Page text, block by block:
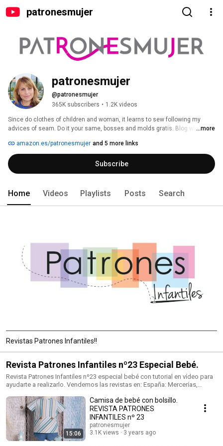
patronesmujer
patronesmujer
@patronesmujer
365K subscribers • 1.2K videos
Since do clothes of children and woman, it learns to sew following my
advices of seam. Do it your same, bosses and molds gratis. Blog with ...more
amazon.es/patronesmujer and 5 more links
Subscribe
Home Videos Playlists Posts Search
Revistas Patrones Infantiles!!
Revista Patrones Infantiles nº23 Especial Bebé.
Revista Patrones Infantiles nº23 especial bebé con tutorial en vídeo para
ayudarte a realizarlo. Vendemos las revistas en: España: Mercerías,
amazon.co.uk Italia: amazon.it Francia: amazon.fr Tienda de venta de
patrones: https://patronesmujer.com Facebook: http://goo.gl/wkkQTl
instagram: https://www.instagram.com/patronesmujer/
15:06
Camisa de bebé con bolsillo.
REVISTA PATRONES
INFANTILES nº 23
patronesmujer
3.1K views
3 years ago